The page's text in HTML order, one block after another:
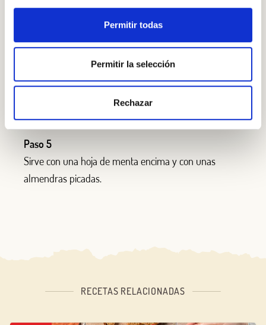
Permitir todas
Permitir la selección
Rechazar
Paso 4
hastaobteneruna sopa cremosa.
necesario,espesa la sopacon una cucharada de
opuedes retirar un poco de líquido si
tegusta más cremosa).
Paso 5
Sirvecon una hoja de menta encima y con unas
almendras picadas.
RECETAS RELACIONADAS